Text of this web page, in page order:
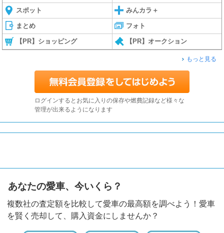
スポット みんカラ＋
まとめ フォト
【PR】ショッピング 【PR】オークション
もっと見る
ログインするとお気に入りの保存や燃費記録など様々な
管理が出来るようになります
あなたの愛車、今いくら？
複数社の査定額を比較して愛車の最高額を調べよう！愛車
を賢く売却して、購入資金にしませんか？